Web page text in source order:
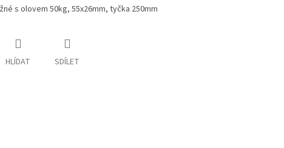
s olovem 50kg, 55x26mm, tyčka 250mm
HLÍDAT SDÍLET